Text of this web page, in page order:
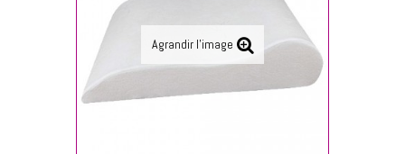
Agrandir l'image